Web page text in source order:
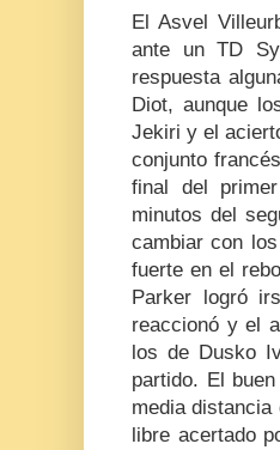
El Asvel
ante un TD
respuesta
Diot, aunque
Jekiri y el
conjunto
final del
minutos del
cambiar con
fuerte en el
Parker logró
reaccionó y el
los de Dusko
partido. El
media
libre acertado